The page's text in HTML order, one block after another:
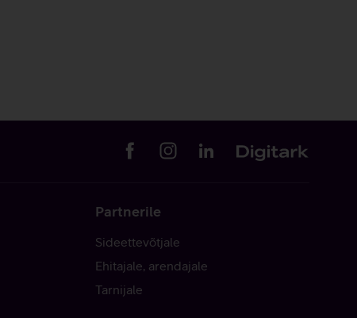
Partnerile
Sideettevõtjale
Ehitajale, arendajale
Tarnijale